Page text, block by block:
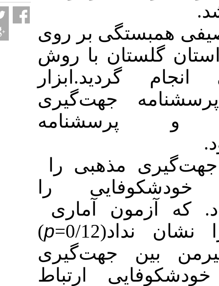
بر روی
گلستان با روش
گردید.ابزار
جهت‌گیری
مذهبی را
را
که آزمون آماری
12=
p
)
جهت‌گیری
ارتباط